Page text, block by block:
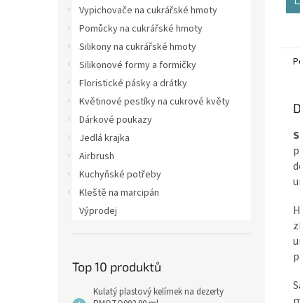
Vypichovače na cukrářské hmoty
Pomůcky na cukrářské hmoty
Silikony na cukrářské hmoty
Silikonové formy a formičky
Floristické pásky a drátky
Květinové pestíky na cukrové květy
Dárkové poukazy
Jedlá krajka
Airbrush
Kuchyňské potřeby
Kleště na marcipán
Výprodej
Top 10 produktů
Kulatý plastový kelímek na dezerty